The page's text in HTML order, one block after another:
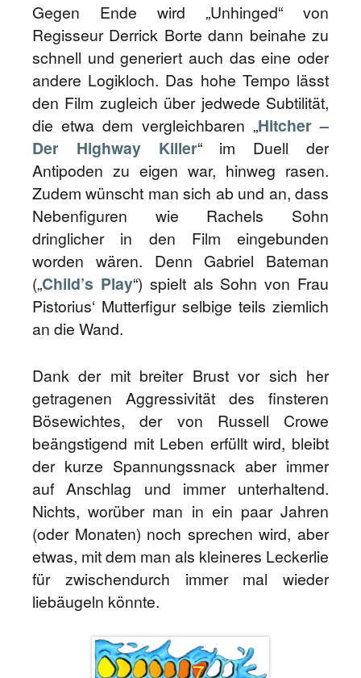
Gegen Ende wird „Unhinged“ von
Regisseur Derrick Borte dann beinahe zu
schnell und generiert auch das eine oder
andere Logikloch. Das hohe Tempo lässt
den Film zugleich über jedwede Subtilität,
die etwa dem vergleichbaren „Hitcher –
Der Highway Killer“ im Duell der
Antipoden zu eigen war, hinweg rasen.
Zudem wünscht man sich ab und an, dass
Nebenfiguren wie Rachels Sohn
dringlicher in den Film eingebunden
worden wären. Denn Gabriel Bateman
(„Child’s Play“) spielt als Sohn von Frau
Pistorius‘ Mutterfigur selbige teils ziemlich
an die Wand.
Dank der mit breiter Brust vor sich her
getragenen Aggressivität des finsteren
Bösewichtes, der von Russell Crowe
beängstigend mit Leben erfüllt wird, bleibt
der kurze Spannungssnack aber immer
auf Anschlag und immer unterhaltend.
Nichts, worüber man in ein paar Jahren
(oder Monaten) noch sprechen wird, aber
etwas, mit dem man als kleineres Leckerlie
für zwischendurch immer mal wieder
liebäugeln könnte.